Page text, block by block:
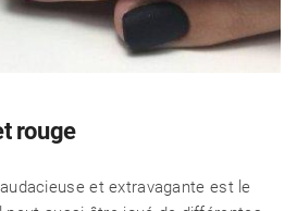
rouge
et extravagante est le